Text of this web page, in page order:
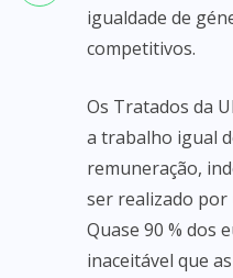
igualdade de
competitivos.
Os Tratados da
a trabalho igual
remuneração,
ser realizado por
Quase 90 % dos
inaceitável que